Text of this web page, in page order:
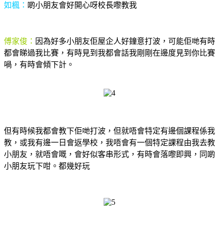
如楓： 啲小朋友會好開心呀校長嚟教我
傅家俊： 因為好多小朋友佢屋企人好鐘意打波，可能佢哋有時
都會睇過我比賽，有時見到我都會話我剛剛在邊度見到你比賽
喎，有時會傾下計。
但有時候我都會教下佢哋打波，但就唔會特定有邊個課程係我
教，或我有邊一日會返學校，我唔會有一個特定課程由我去教
小朋友，就唔會嘅，會好似客串形式，有時會落嚟即興，同啲
小朋友玩下咁。都幾好玩